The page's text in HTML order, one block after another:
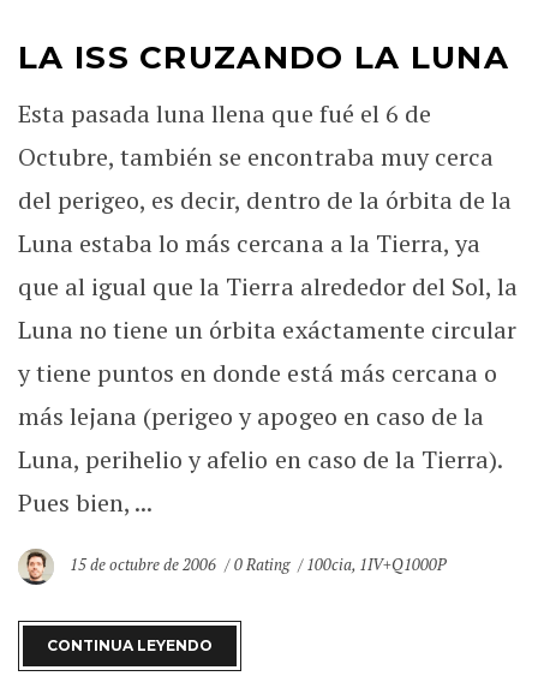
LA ISS CRUZANDO LA LUNA
Esta pasada luna llena que fué el 6 de
Octubre, también se encontraba muy cerca
del perigeo, es decir, dentro de la órbita de la
Luna estaba lo más cercana a la Tierra, ya
que al igual que la Tierra alrededor del Sol, la
Luna no tiene un órbita exáctamente circular
y tiene puntos en donde está más cercana o
más lejana (perigeo y apogeo en caso de la
Luna, perihelio y afelio en caso de la Tierra).
Pues bien, ...
15 de octubre de 2006 0 Rating 100cia, 1IV+Q1000P
CONTINUA LEYENDO